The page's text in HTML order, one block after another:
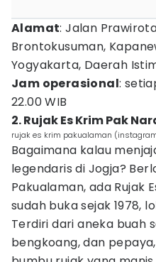
Alamat: Jalan
Brontokusuman,
Yogyakarta, Daerah
Jam operasional:
22.00 WIB
2. Rujak Es Krim Pak
rujak es krim pakualaman
Bagaimana kalau
legendaris di Jogja?
Pakualaman, ada Rujak
sudah buka sejak 1978,
Terdiri dari aneka buah
bengkoang, dan